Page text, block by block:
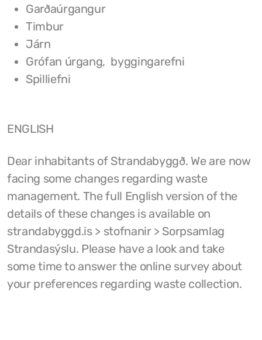
Garðaúrgangur
Timbur
Járn
Grófan úrgang, byggingarefni
Spilliefni
ENGLISH
Dear inhabitants of Strandabyggð. We are now
facing some changes regarding waste
management. The full English version of the
details of these changes is available on
strandabyggd.is > stofnanir > Sorpsamlag
Strandasýslu. Please have a look and take
some time to answer the online survey about
your preferences regarding waste collection.